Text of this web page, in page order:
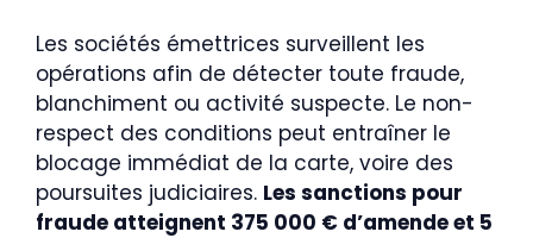
Les sociétés émettrices surveillent les
opérations afin de détecter toute fraude,
blanchiment ou activité suspecte. Le non-
respect des conditions peut entraîner le
blocage immédiat de la carte, voire des
poursuites judiciaires. Les sanctions pour
fraude atteignent 375 000 € d’amende et 5